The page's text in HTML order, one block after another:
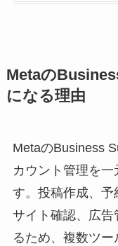
Metaの
になる理由
MetaのBusiness
カウント管理を
す。投稿作成、
サイト確認、広告
るため、複数ツ